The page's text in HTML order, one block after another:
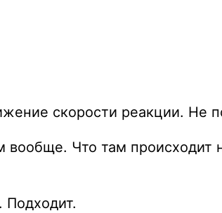
скорости реакции. Не
Что там происходит
Подходит.